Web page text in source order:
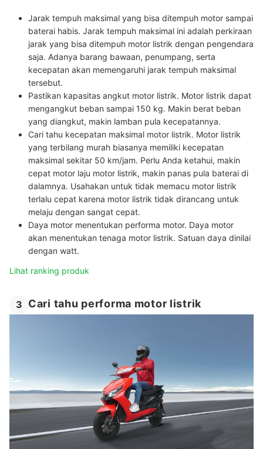
Jarak tempuh maksimal yang bisa ditempuh motor sampai
baterai habis. Jarak tempuh maksimal ini adalah perkiraan
jarak yang bisa ditempuh motor listrik dengan pengendara
saja. Adanya barang bawaan, penumpang, serta
kecepatan akan memengaruhi jarak tempuh maksimal
tersebut.
Pastikan kapasitas angkut motor listrik. Motor listrik dapat
mengangkut beban sampai 150 kg. Makin berat beban
yang diangkut, makin lamban pula kecepatannya.
Cari tahu kecepatan maksimal motor listrik. Motor listrik
yang terbilang murah biasanya memiliki kecepatan
maksimal sekitar 50 km/jam. Perlu Anda ketahui, makin
cepat motor laju motor listrik, makin panas pula baterai di
dalamnya. Usahakan untuk tidak memacu motor listrik
terlalu cepat karena motor listrik tidak dirancang untuk
melaju dengan sangat cepat.
Daya motor menentukan performa motor. Daya motor
akan menentukan tenaga motor listrik. Satuan daya dinilai
dengan watt.
Lihat ranking produk
3 Cari tahu performa motor listrik